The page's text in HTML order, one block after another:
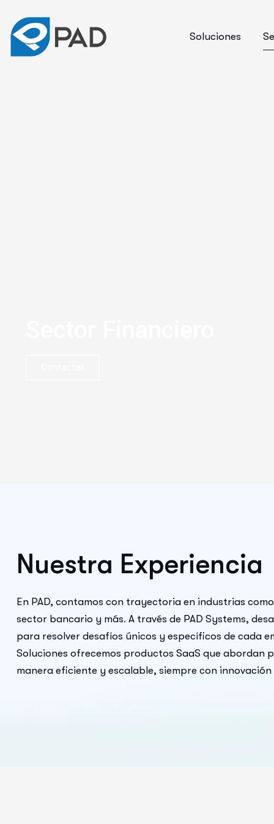
Soluciones
Nuestra Experiencia
En PAD, contamos con trayectoria en industrias
sector bancario y más. A través de PAD Systems,
para resolver desafíos únicos y específicos de cada
Soluciones ofrecemos productos SaaS que abordan
manera eficiente y escalable, siempre con innovación